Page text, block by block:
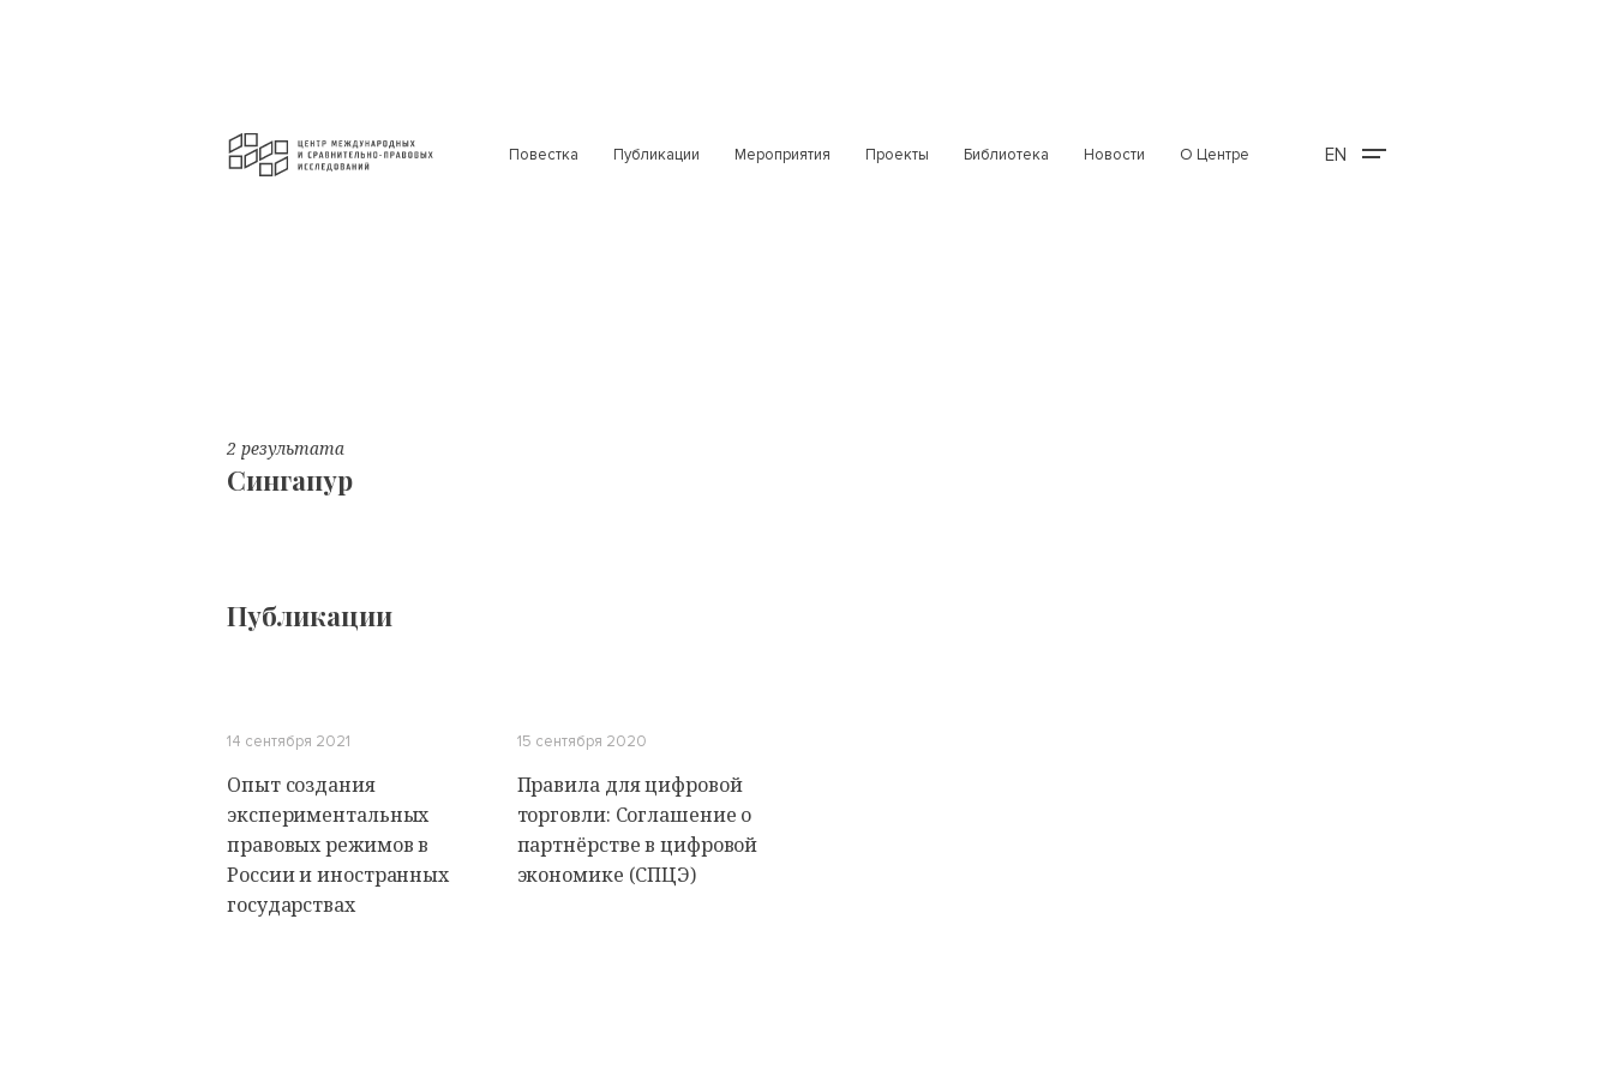
Повестка Публикации Мероприятия Проекты Библиотека Новости О Центре EN
2 результата
Сингапур
Публикации
14 сентября 2021
Опыт создания
экспериментальных
правовых режимов в
России и иностранных
государствах
15 сентября 2020
Правила для цифровой
торговли: Соглашение о
партнёрстве в цифровой
экономике (СПЦЭ)